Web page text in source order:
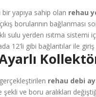
yapıya sahip olan rehau
borularının bağlanması
sulu yerden ısıtma sistemi
12'li gibi bağlantılar ile
rehau debi
ve boru aralıkları